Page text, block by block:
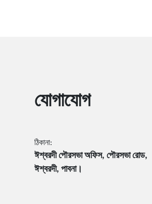
যোগাযোগ
ঠিকানা:
ঈশ্বরদী পৌরসভা অফিস, পৌরসভা রোড,
ঈশ্বরদী, পাবনা।